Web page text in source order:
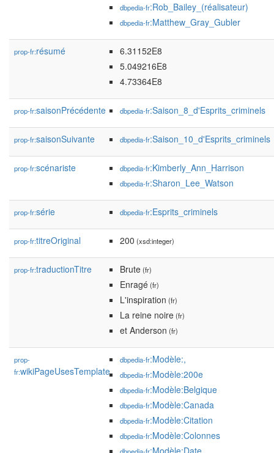
dbpedia-fr:Rob_Bailey_(réalisateur)
dbpedia-fr:Matthew_Gray_Gubler
prop-fr:résumé
6.31152E8
5.049216E8
4.73364E8
prop-fr:saisonPrécédente dbpedia-fr:Saison_8_d'Esprits_criminels
prop-fr:saisonSuivante dbpedia-fr:Saison_10_d'Esprits_criminels
prop-fr:scénariste dbpedia-fr:Kimberly_Ann_Harrison
dbpedia-fr:Sharon_Lee_Watson
prop-fr:série dbpedia-fr:Esprits_criminels
prop-fr:titreOriginal 200 (xsd:integer)
prop-fr:traductionTitre Brute(fr)
Enragé(fr)
L'inspiration (fr)
La reine noire(fr)
et Anderson (fr)
prop-
fr:wikiPageUsesTemplate
dbpedia-fr:Modèle:,
dbpedia-fr:Modèle:200e
dbpedia-fr:Modèle:Belgique
dbpedia-fr:Modèle:Canada
dbpedia-fr:Modèle:Citation
dbpedia-fr:Modèle:Colonnes
:Modèle:Date